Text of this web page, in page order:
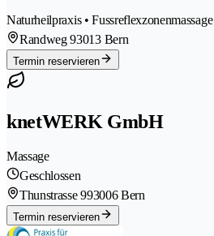
Naturheilpraxis • Fussreflexzonenmassage
Randweg 93013 Bern
Termin reservieren
knetWERK GmbH
Massage
Geschlossen
Thunstrasse 993006 Bern
Termin reservieren